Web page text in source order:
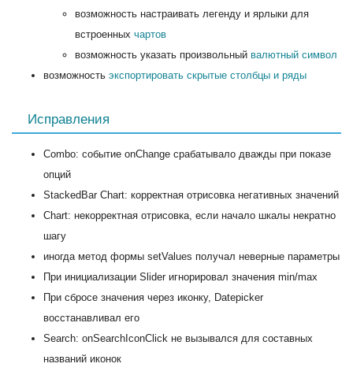
возможность настраивать легенду и ярлыки для
встроенных чартов
возможность указать произвольный валютный символ
возможность экспортировать скрытые столбцы и ряды
Исправления
Combo: событие onChange срабатывало дважды при показе
опций
StackedBar Chart: корректная отрисовка негативных значений
Chart: некорректная отрисовка, если начало шкалы некратно
шагу
иногда метод формы setValues получал неверные параметры
При инициализации Slider игнорировал значения min/max
При сбросе значения через иконку, Datepicker
восстанавливал его
Search: onSearchIconClick не вызывался для составных
названий иконок